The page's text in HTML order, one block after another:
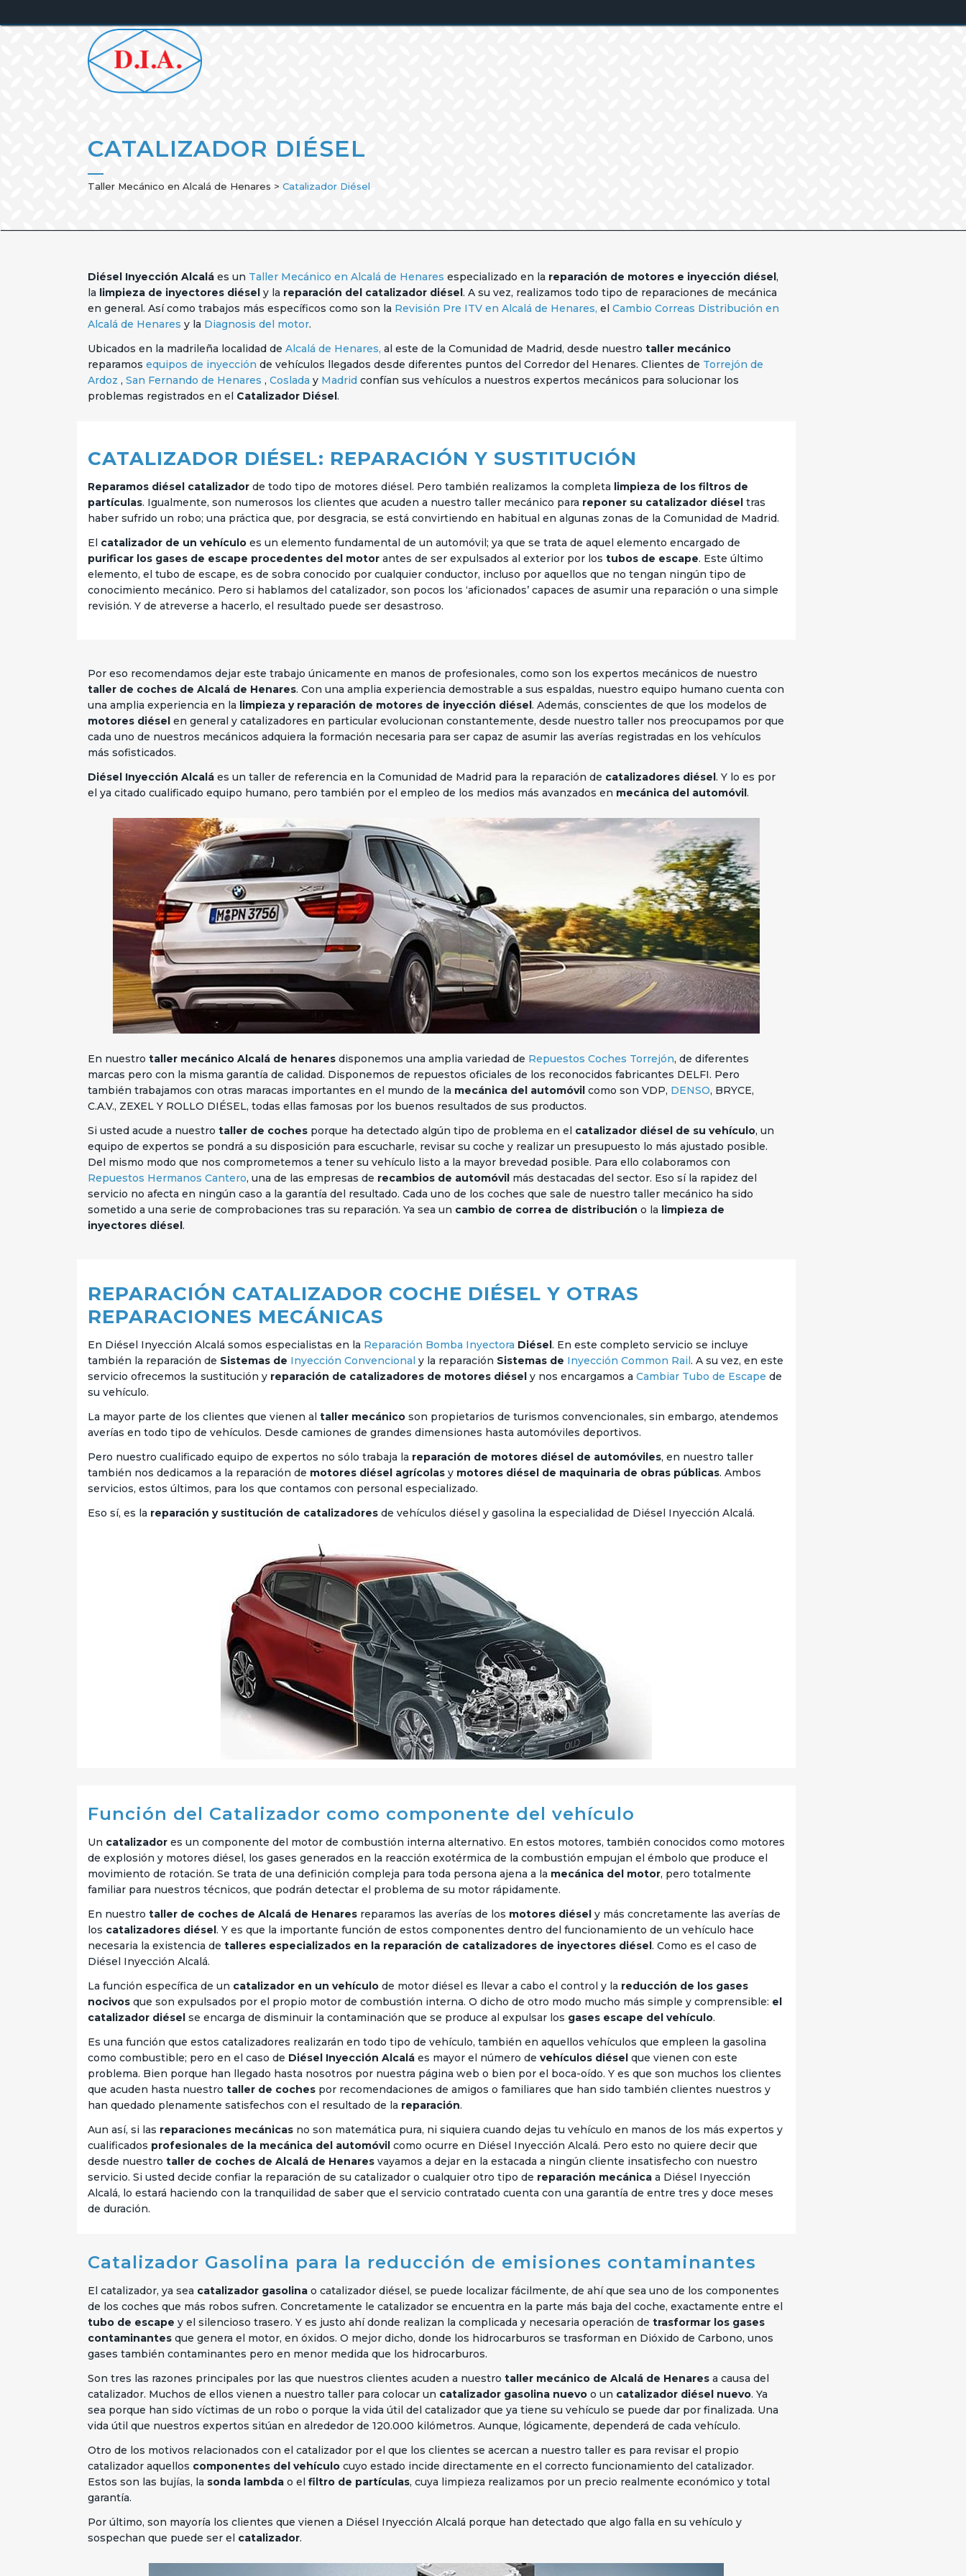
CATALIZADOR DIÉSEL
Taller Mecánico en Alcalá de Henares > Catalizador Diésel
Diésel Inyección Alcalá es un Taller Mecánico en Alcalá de Henares especializado en la reparación de motores e inyección diésel,
la limpieza de inyectores diésel y la reparación del catalizador diésel. A su vez, realizamos todo tipo de reparaciones de mecánica
en general. Así como trabajos más específicos como son la Revisión Pre ITV en Alcalá de Henares, el Cambio Correas Distribución en
Alcalá de Henares y la Diagnosis del motor.
Ubicados en la madrileña localidad de Alcalá de Henares, al este de la Comunidad de Madrid, desde nuestro taller mecánico
reparamos equipos de inyección de vehículos llegados desde diferentes puntos del Corredor del Henares. Clientes de Torrejón de
Ardoz , San Fernando de Henares , Coslada y Madrid confían sus vehículos a nuestros expertos mecánicos para solucionar los
problemas registrados en el Catalizador Diésel.
CATALIZADOR DIÉSEL: REPARACIÓN Y SUSTITUCIÓN
Reparamos diésel catalizador de todo tipo de motores diésel. Pero también realizamos la completa limpieza de los filtros de
partículas. Igualmente, son numerosos los clientes que acuden a nuestro taller mecánico para reponer su catalizador diésel tras
haber sufrido un robo; una práctica que, por desgracia, se está convirtiendo en habitual en algunas zonas de la Comunidad de Madrid.
El catalizador de un vehículo es un elemento fundamental de un automóvil; ya que se trata de aquel elemento encargado de
purificar los gases de escape procedentes del motor antes de ser expulsados al exterior por los tubos de escape. Este último
elemento, el tubo de escape, es de sobra conocido por cualquier conductor, incluso por aquellos que no tengan ningún tipo de
conocimiento mecánico. Pero si hablamos del catalizador, son pocos los ‘aficionados’ capaces de asumir una reparación o una simple
revisión. Y de atreverse a hacerlo, el resultado puede ser desastroso.
Por eso recomendamos dejar este trabajo únicamente en manos de profesionales, como son los expertos mecánicos de nuestro
taller de coches de Alcalá de Henares. Con una amplia experiencia demostrable a sus espaldas, nuestro equipo humano cuenta con
una amplia experiencia en la limpieza y reparación de motores de inyección diésel. Además, conscientes de que los modelos de
motores diésel en general y catalizadores en particular evolucionan constantemente, desde nuestro taller nos preocupamos por que
cada uno de nuestros mecánicos adquiera la formación necesaria para ser capaz de asumir las averías registradas en los vehículos
más sofisticados.
Diésel Inyección Alcalá es un taller de referencia en la Comunidad de Madrid para la reparación de catalizadores diésel. Y lo es por
el ya citado cualificado equipo humano, pero también por el empleo de los medios más avanzados en mecánica del automóvil.
En nuestro taller mecánico Alcalá de henares disponemos una amplia variedad de Repuestos Coches Torrejón, de diferentes
marcas pero con la misma garantía de calidad. Disponemos de repuestos oficiales de los reconocidos fabricantes DELFI. Pero
también trabajamos con otras maracas importantes en el mundo de la mecánica del automóvil como son VDP, DENSO, BRYCE,
C.A.V., ZEXEL Y ROLLO DIÉSEL, todas ellas famosas por los buenos resultados de sus productos.
Si usted acude a nuestro taller de coches porque ha detectado algún tipo de problema en el catalizador diésel de su vehículo, un
equipo de expertos se pondrá a su disposición para escucharle, revisar su coche y realizar un presupuesto lo más ajustado posible.
Del mismo modo que nos comprometemos a tener su vehículo listo a la mayor brevedad posible. Para ello colaboramos con
Repuestos Hermanos Cantero, una de las empresas de recambios de automóvil más destacadas del sector. Eso sí la rapidez del
servicio no afecta en ningún caso a la garantía del resultado. Cada uno de los coches que sale de nuestro taller mecánico ha sido
sometido a una serie de comprobaciones tras su reparación. Ya sea un cambio de correa de distribución o la limpieza de
inyectores diésel.
REPARACIÓN CATALIZADOR COCHE DIÉSEL Y OTRAS
REPARACIONES MECÁNICAS
En Diésel Inyección Alcalá somos especialistas en la Reparación Bomba Inyectora Diésel. En este completo servicio se incluye
también la reparación de Sistemas de Inyección Convencional y la reparación Sistemas de Inyección Common Rail. A su vez, en este
servicio ofrecemos la sustitución y reparación de catalizadores de motores diésel y nos encargamos a Cambiar Tubo de Escape de
su vehículo.
La mayor parte de los clientes que vienen al taller mecánico son propietarios de turismos convencionales, sin embargo, atendemos
averías en todo tipo de vehículos. Desde camiones de grandes dimensiones hasta automóviles deportivos.
Pero nuestro cualificado equipo de expertos no sólo trabaja la reparación de motores diésel de automóviles, en nuestro taller
también nos dedicamos a la reparación de motores diésel agrícolas y motores diésel de maquinaria de obras públicas. Ambos
servicios, estos últimos, para los que contamos con personal especializado.
Eso sí, es la reparación y sustitución de catalizadores de vehículos diésel y gasolina la especialidad de Diésel Inyección Alcalá.
Función del Catalizador como componente del vehículo
Un catalizador es un componente del motor de combustión interna alternativo. En estos motores, también conocidos como motores
de explosión y motores diésel, los gases generados en la reacción exotérmica de la combustión empujan el émbolo que produce el
movimiento de rotación. Se trata de una definición compleja para toda persona ajena a la mecánica del motor, pero totalmente
familiar para nuestros técnicos, que podrán detectar el problema de su motor rápidamente.
En nuestro taller de coches de Alcalá de Henares reparamos las averías de los motores diésel y más concretamente las averías de
los catalizadores diésel. Y es que la importante función de estos componentes dentro del funcionamiento de un vehículo hace
necesaria la existencia de talleres especializados en la reparación de catalizadores de inyectores diésel. Como es el caso de
Diésel Inyección Alcalá.
La función específica de un catalizador en un vehículo de motor diésel es llevar a cabo el control y la reducción de los gases
nocivos que son expulsados por el propio motor de combustión interna. O dicho de otro modo mucho más simple y comprensible: el
catalizador diésel se encarga de disminuir la contaminación que se produce al expulsar los gases escape del vehículo.
Es una función que estos catalizadores realizarán en todo tipo de vehículo, también en aquellos vehículos que empleen la gasolina
como combustible; pero en el caso de Diésel Inyección Alcalá es mayor el número de vehículos diésel que vienen con este
problema. Bien porque han llegado hasta nosotros por nuestra página web o bien por el boca-oído. Y es que son muchos los clientes
que acuden hasta nuestro taller de coches por recomendaciones de amigos o familiares que han sido también clientes nuestros y
han quedado plenamente satisfechos con el resultado de la reparación.
Aun así, si las reparaciones mecánicas no son matemática pura, ni siquiera cuando dejas tu vehículo en manos de los más expertos y
cualificados profesionales de la mecánica del automóvil como ocurre en Diésel Inyección Alcalá. Pero esto no quiere decir que
desde nuestro taller de coches de Alcalá de Henares vayamos a dejar en la estacada a ningún cliente insatisfecho con nuestro
servicio. Si usted decide confiar la reparación de su catalizador o cualquier otro tipo de reparación mecánica a Diésel Inyección
Alcalá, lo estará haciendo con la tranquilidad de saber que el servicio contratado cuenta con una garantía de entre tres y doce meses
de duración.
Catalizador Gasolina para la reducción de emisiones contaminantes
El catalizador, ya sea catalizador gasolina o catalizador diésel, se puede localizar fácilmente, de ahí que sea uno de los componentes
de los coches que más robos sufren. Concretamente le catalizador se encuentra en la parte más baja del coche, exactamente entre el
tubo de escape y el silencioso trasero. Y es justo ahí donde realizan la complicada y necesaria operación de trasformar los gases
contaminantes que genera el motor, en óxidos. O mejor dicho, donde los hidrocarburos se trasforman en Dióxido de Carbono, unos
gases también contaminantes pero en menor medida que los hidrocarburos.
Son tres las razones principales por las que nuestros clientes acuden a nuestro taller mecánico de Alcalá de Henares a causa del
catalizador. Muchos de ellos vienen a nuestro taller para colocar un catalizador gasolina nuevo o un catalizador diésel nuevo. Ya
sea porque han sido víctimas de un robo o porque la vida útil del catalizador que ya tiene su vehículo se puede dar por finalizada. Una
vida útil que nuestros expertos sitúan en alrededor de 120.000 kilómetros. Aunque, lógicamente, dependerá de cada vehículo.
Otro de los motivos relacionados con el catalizador por el que los clientes se acercan a nuestro taller es para revisar el propio
catalizador aquellos componentes del vehículo cuyo estado incide directamente en el correcto funcionamiento del catalizador.
Estos son las bujías, la sonda lambda o el filtro de partículas, cuya limpieza realizamos por un precio realmente económico y total
garantía.
Por último, son mayoría los clientes que vienen a Diésel Inyección Alcalá porque han detectado que algo falla en su vehículo y
sospechan que puede ser el catalizador.